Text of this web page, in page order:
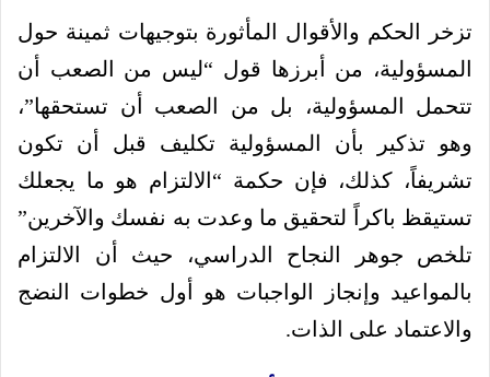
تزخر الحكم والأقوال المأثورة بتوجيهات ثمينة حول
المسؤولية، من أبرزها قول “ليس من الصعب أن
تتحمل المسؤولية، بل من الصعب أن تستحقها”،
وهو تذكير بأن المسؤولية تكليف قبل أن تكون
تشريفاً، كذلك، فإن حكمة “الالتزام هو ما يجعلك
تستيقظ باكراً لتحقيق ما وعدت به نفسك والآخرين”
تلخص جوهر النجاح الدراسي، حيث أن الالتزام
بالمواعيد وإنجاز الواجبات هو أول خطوات النضج
والاعتماد على الذات.